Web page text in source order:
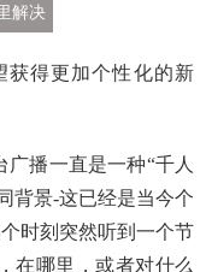
解决
获得更加个性化的新
播一直是一种“千人
背景-这已经是当今个
时刻突然听到一个节
在哪里，或者对什么